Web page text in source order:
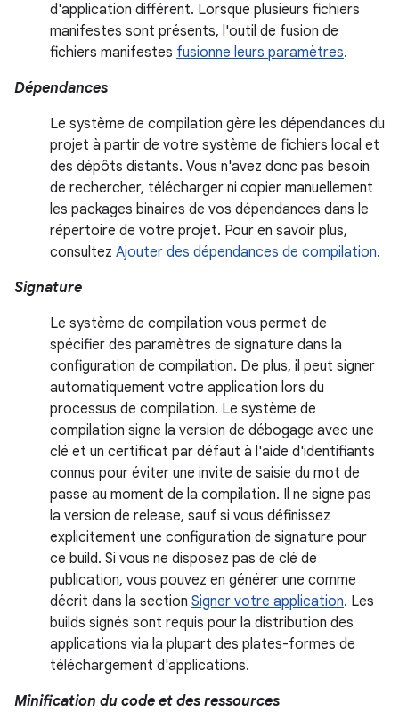
d'application différent. Lorsque plusieurs fichiers
manifestes sont présents, l'outil de fusion de
fichiers manifestes fusionne leurs paramètres.
Dépendances
Le système de compilation gère les dépendances du
projet à partir de votre système de fichiers local et
des dépôts distants. Vous n'avez donc pas besoin
de rechercher, télécharger ni copier manuellement
les packages binaires de vos dépendances dans le
répertoire de votre projet. Pour en savoir plus,
consultez Ajouter des dépendances de compilation.
Signature
Le système de compilation vous permet de
spécifier des paramètres de signature dans la
configuration de compilation. De plus, il peut signer
automatiquement votre application lors du
processus de compilation. Le système de
compilation signe la version de débogage avec une
clé et un certificat par défaut à l'aide d'identifiants
connus pour éviter une invite de saisie du mot de
passe au moment de la compilation. Il ne signe pas
la version de release, sauf si vous définissez
explicitement une configuration de signature pour
ce build. Si vous ne disposez pas de clé de
publication, vous pouvez en générer une comme
décrit dans la section Signer votre application. Les
builds signés sont requis pour la distribution des
applications via la plupart des plates-formes de
téléchargement d'applications.
Minification du code et des ressources